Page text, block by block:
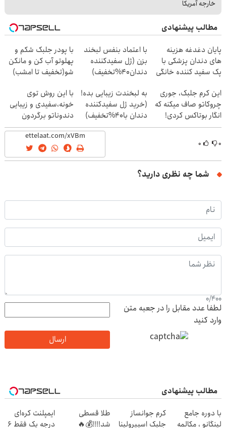
خارجه آمریکا
مطالب پیشنهادی
پایان دغدغه هزینه
های دندان پزشکی با
پک سفید کننده خانگی
با اعتماد بنفس لبخند
بزن (ژل سفیدکننده
دندان40%تخفیف)
با پودر جلبک شکم و
پهلوتو آب کن و مانکن
شو(تخفیف تا امشب)
این کرم جلبک، جوری
چروکاتو صاف میکنه که
انگار بوتاکس کردی!
(تخفیف ویژه)
به لبخندت زیبایی بده!
(خرید ژل سفیدکننده
دندان با40%تخفیف)
با این روش توی
خونه،سفیدی و زیبایی
دندوناتو برگردون
(40%off)
۰ ۰
شما چه نظری دارید؟
0/400
لطفا عدد مقابل را در جعبه متن
وارد کنید
ارسال
مطالب پیشنهادی
با دوره جامع
لینگانو ، مکالمه
کرم جوانساز
جلبک اسپیرولینا
طلا قسطی
شد!!!!💰🔥
ایمپلنت کره‌ای
درجه یک فقط 6